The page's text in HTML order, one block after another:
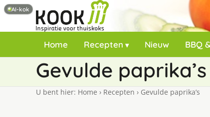
Home Recepten Nieuw BBQ
Gevulde paprika’s
U bent hier: Home › Recepten › Gevulde paprika’s
AI-kok